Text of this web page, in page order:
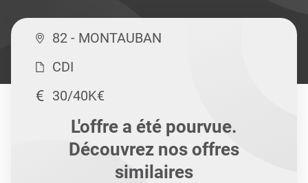
82 - MONTAUBAN
CDI
30/40K€
L'offre a été pourvue.
Découvrez nos offres
similaires